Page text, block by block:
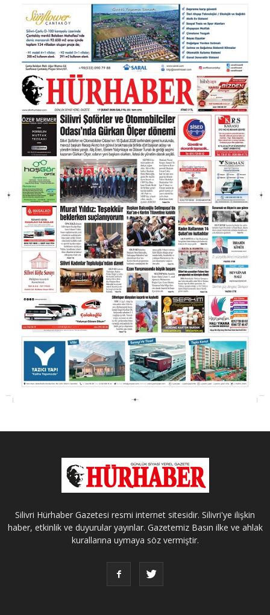
Silivri Hürhaber Gazetesi resmi internet sitesidir. Silivri'ye ilişkin
haber, etkinlik ve duyurular yayınlar. Gazetemiz Basın ilke ve ahlak
kurallarına uymaya söz vermiştir.